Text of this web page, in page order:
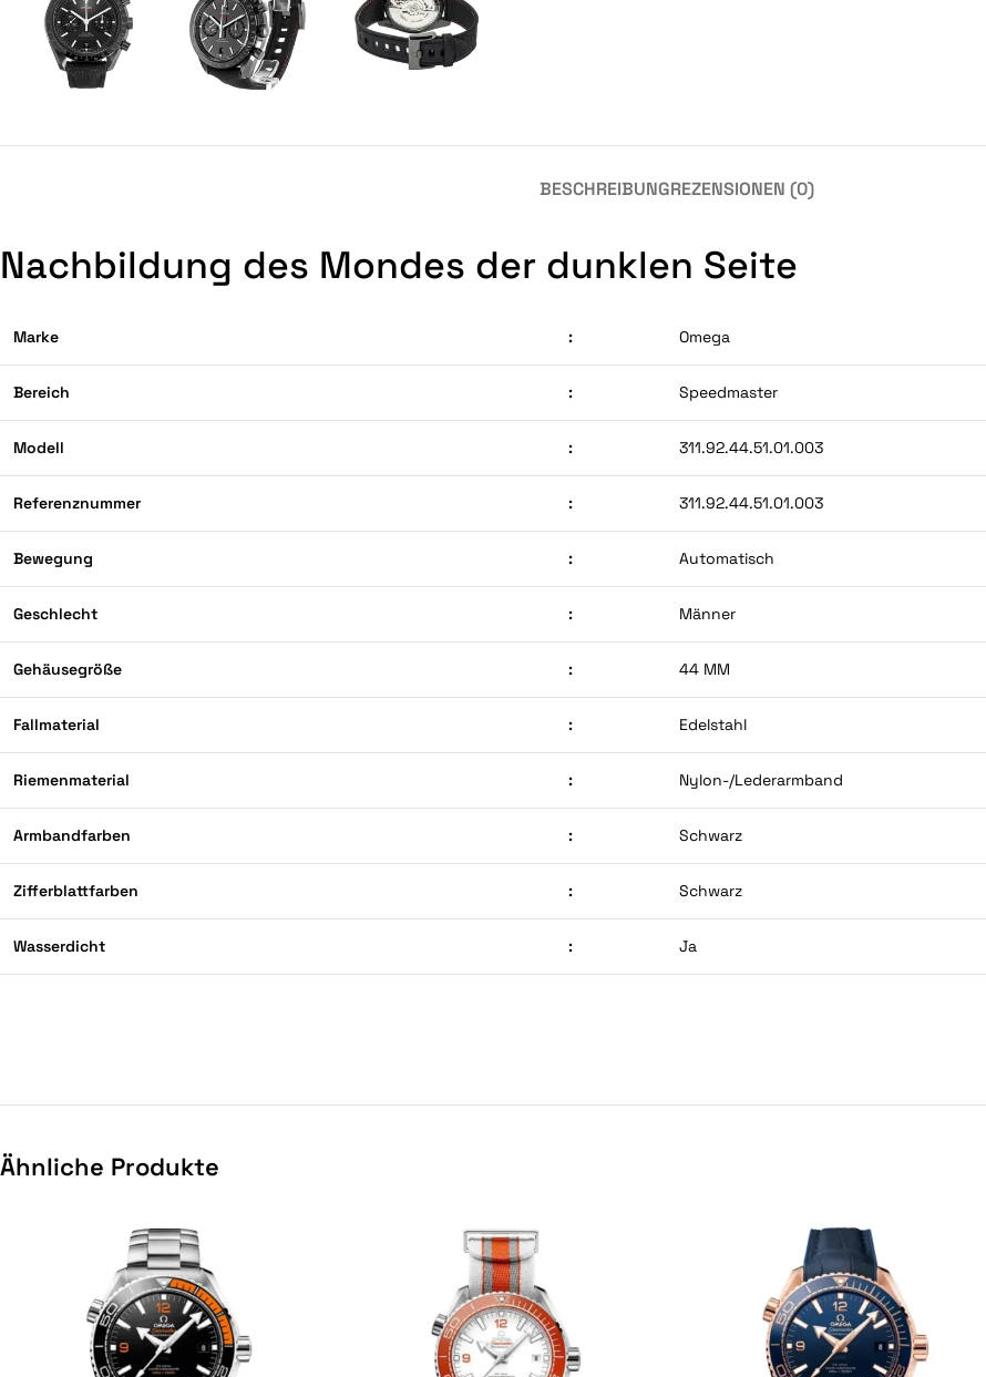
BESCHREIBUNGREZENSIONEN (0)
Nachbildung des Mondes der dunklen Seite
Marke : Omega
Bereich : Speedmaster
Modell : 311.92.44.51.01.003
Referenznummer : 311.92.44.51.01.003
Bewegung : Automatisch
Geschlecht : Männer
Gehäusegröße : 44 MM
Fallmaterial : Edelstahl
Riemenmaterial : Nylon-/Lederarmband
Armbandfarben : Schwarz
Zifferblattfarben : Schwarz
Wasserdicht : Ja
Ähnliche Produkte